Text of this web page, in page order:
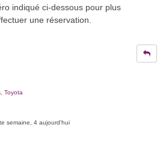
indiqué ci-dessous pour plus
une réservation.
Toyota
semaine, 4 aujourd'hui